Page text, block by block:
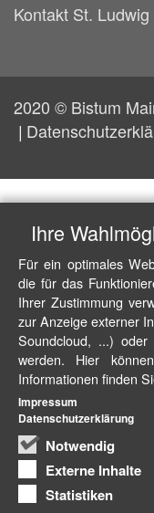
Kontakt St.
2020 © Bistum
Ihre
Für ein optimales
die für das
Ihrer Zustimmung
zur Anzeige externer
Soundcloud, ...) oder
werden. Hier
Informationen finden
Notwendig
Externe Inhalte
Statistiken
Impressum
Datenschutzerklärung